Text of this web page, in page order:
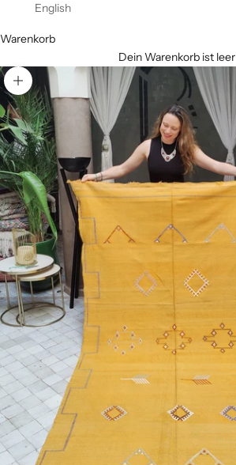
English
Warenkorb
Dein Warenkorb ist leer
Bild vergrößern